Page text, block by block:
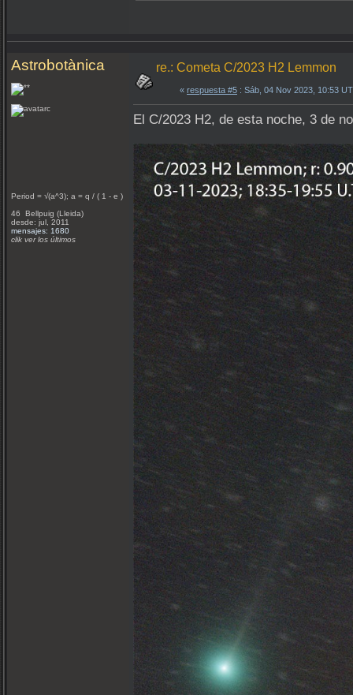
Astrobotànica
Period = √(a^3); a = q / ( 1 - e )
46 Bellpuig (Lleida)
desde: jul, 2011
mensajes: 1680
clik ver los últimos
re.: Cometa C/2023 H2 Lemmon
« respuesta #5 : Sáb, 04 Nov 2023, 10:53
El C/2023 H2, de esta noche, 3 de